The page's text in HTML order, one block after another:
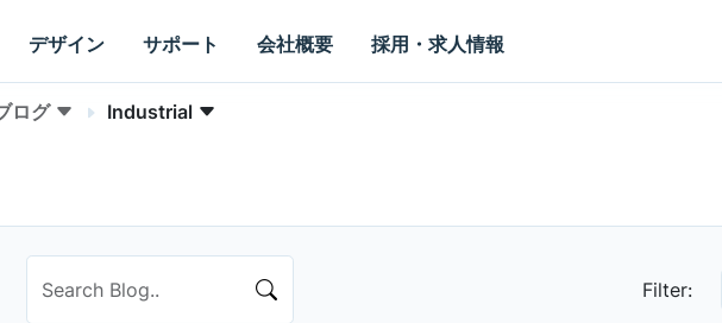
デザイン サポート 会社概要 採用・求人情報
ログ Industrial
Filter: